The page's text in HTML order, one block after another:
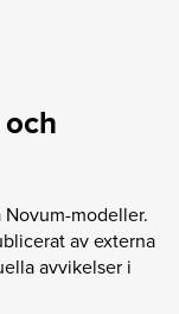
Novum-modeller.
av externa
avvikelser i